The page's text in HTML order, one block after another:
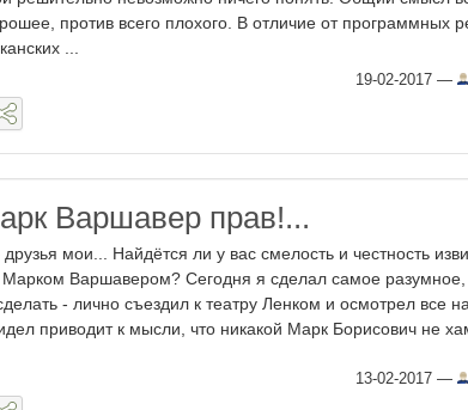
против всего плохого. В отличие от программных
...
19-02-2017 —
Варшавер прав!...
друзья мои... Найдётся ли у вас смелость и честность
Марком Варшавером? Сегодня я сделал самое
- лично съездил к театру Ленком и осмотрел все
приводит к мысли, что никакой Марк Борисович не
13-02-2017 —